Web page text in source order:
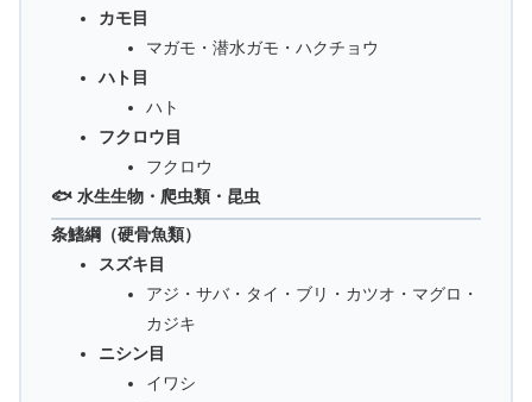
カモ目
マガモ・潜水ガモ・ハクチョウ
ハト目
ハト
フクロウ目
フクロウ
🐟 水生生物・爬虫類・昆虫
条鰭綱（硬骨魚類）
スズキ目
アジ・サバ・タイ・ブリ・カツオ・マグロ・
カジキ
ニシン目
イワシ